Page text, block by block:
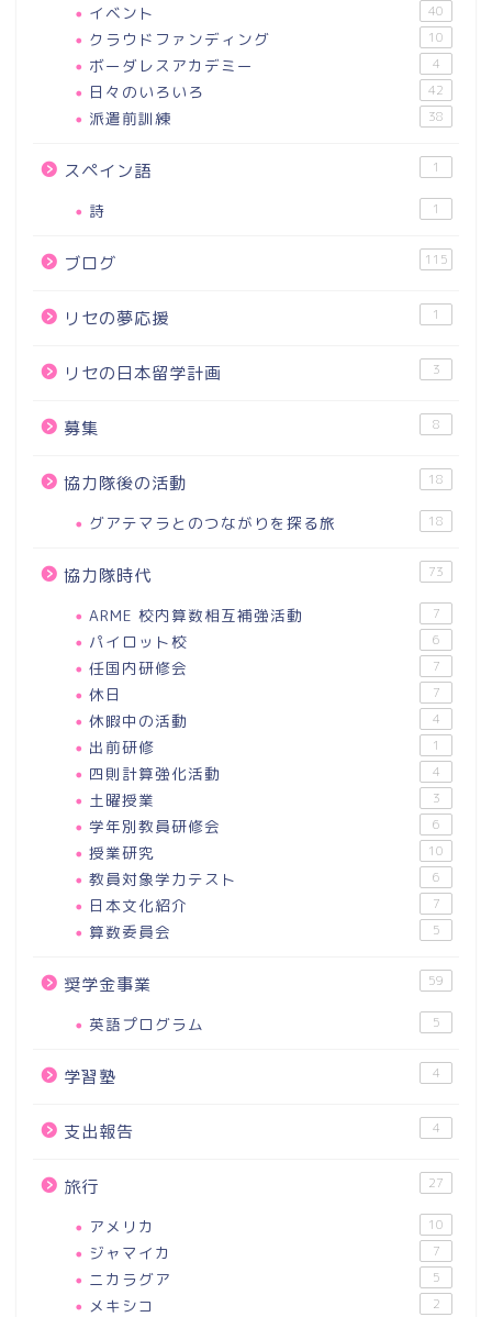
イベント 40
クラウドファンディング 10
ボーダレスアカデミー 4
日々のいろいろ 42
派遣前訓練 38
スペイン語 1
詩 1
ブログ 115
リセの夢応援 1
リセの日本留学計画 3
募集 8
協力隊後の活動 18
グアテマラとのつながりを探る旅 18
協力隊時代 73
ARME 校内算数相互補強活動 7
パイロット校 6
任国内研修会 7
休日 7
休暇中の活動 4
出前研修 1
四則計算強化活動 4
土曜授業 3
学年別教員研修会 6
授業研究 10
教員対象学力テスト 6
日本文化紹介 7
算数委員会 5
奨学金事業 59
英語プログラム 5
学習塾 4
支出報告 4
旅行 27
アメリカ 10
ジャマイカ 7
ニカラグア 5
メキシコ 2